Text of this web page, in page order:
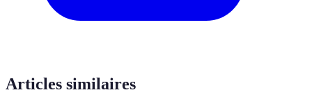
Articles similaires